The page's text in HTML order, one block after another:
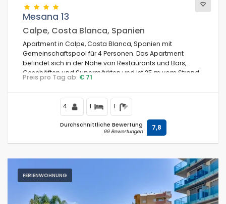
Beliebte Dienste
Bedingungen
Komfort
Mesana 13
Calpe, Costa Blanca, Spanien
Apartment in Calpe, Costa Blanca, Spanien mit
Gemeinschaftspool für 4 Personen. Das Apartment
befindet sich in der Nähe von Restaurants und Bars,
Geschäften und Supermärkten und ist 25 m vom Strand
La Fossa / Levante entfernt.
Preis pro Tag ab: € 71
4 1 1
Durchschnittliche Bewertung
99 Bewertungen 7,8
FERIENWOHNUNG